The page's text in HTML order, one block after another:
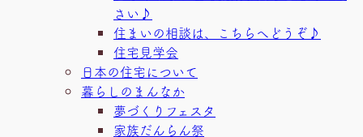
さい♪
住まいの相談は、こちらへどうぞ♪
住宅見学会
日本の住宅について
暮らしのまんなか
夢づくりフェスタ
家族だんらん祭